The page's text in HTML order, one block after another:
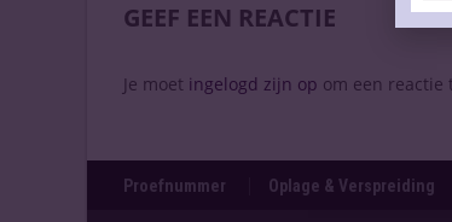
GEEF EEN REACTIE
Je moet ingelogd zijn op om een reactie
Proefnummer Oplage & Verspreiding